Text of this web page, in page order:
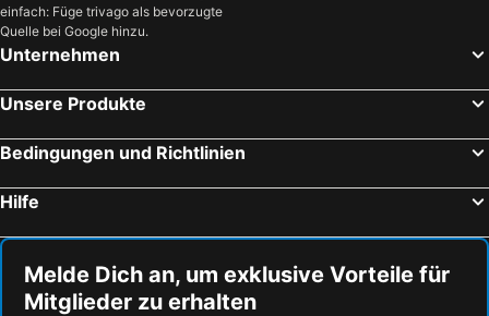
Dinkelsbühl, Bayern Hotels
Fürth, Bayern Hotels
Dresden, Sachsen Hotels
Düsseldorf, Nordrhein-Westfalen Hotels
Frankfurt am Main, Hessen Hotels
einfach: Füge trivago als bevorzugte
Quelle bei Google hinzu.
Unternehmen
Unsere Produkte
Bedingungen und Richtlinien
Hilfe
Melde Dich an, um exklusive Vorteile für
Mitglieder zu erhalten